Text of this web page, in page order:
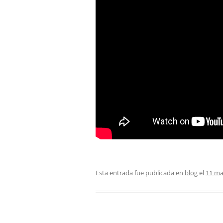
Esta entrada fue publicada en blogel 11